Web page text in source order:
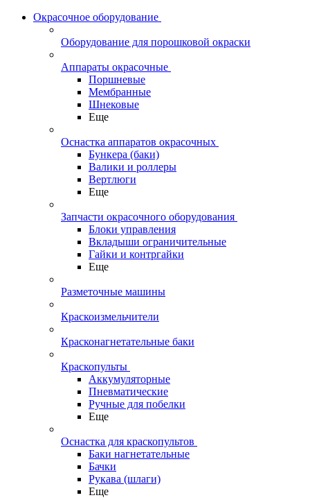
Окрасочное оборудование
Оборудование для порошковой окраски
Аппараты окрасочные
Поршневые
Мембранные
Шнековые
Еще
Оснастка аппаратов окрасочных
Бункера (баки)
Валики и роллеры
Вертлюги
Еще
Запчасти окрасочного оборудования
Блоки управления
Вкладыши ограничительные
Гайки и контргайки
Еще
Разметочные машины
Краскоизмельчители
Красконагнетательные баки
Краскопульты
Аккумуляторные
Пневматические
Ручные для побелки
Еще
Оснастка для краскопультов
Баки нагнетательные
Бачки
Рукава (шлаги)
Еще